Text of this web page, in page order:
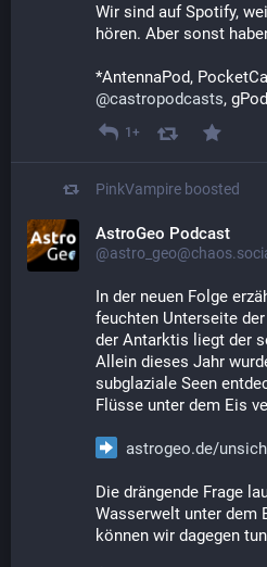
Wir sind auf Spotify,
hören. Aber sonst
@castropodcasts,
1+
PinkVampire boosted
AstroGeo Podcast
In der neuen Folge
feuchten Unterseite der
der Antarktis liegt der
Allein dieses Jahr
subglaziale Seen
Flüsse unter dem Eis
astrogeo.de/
Die drängende Frage
Wasserwelt unter dem
können wir dagegen